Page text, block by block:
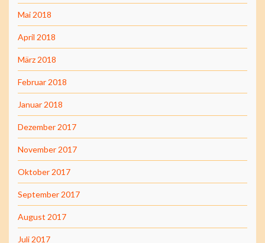
Mai 2018
April 2018
März 2018
Februar 2018
Januar 2018
Dezember 2017
November 2017
Oktober 2017
September 2017
August 2017
Juli 2017